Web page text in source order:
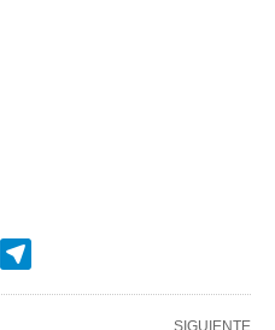
SIGUIENTE